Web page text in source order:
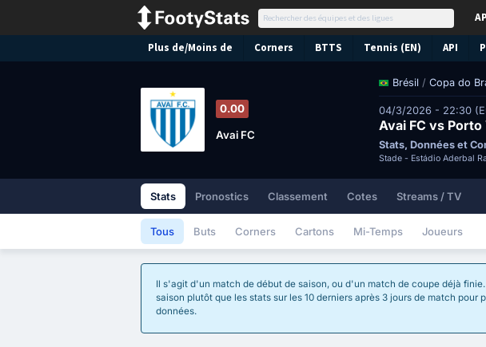
Plus de/Moins de Corners BTTS Tennis (EN) API
Brésil / Copa do
04/3/2026 - 22:30
Avai FC vs Porto
Stats, Données et
Stade - Estádio Aderbal
0.00
Avai FC
Stats Pronostics Classement Cotes Streams / TV
Tous Buts Corners Cartons Mi-Temps Joueurs
Il s'agit d'un match de début de saison, ou d'un match de coupe déjà
saison plutôt que les stats sur les 10 derniers après 3 jours de match pour
données.